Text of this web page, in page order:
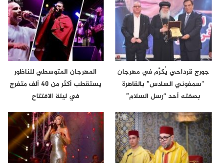
جورج قرداحي يُكرَّم في مهرجان
“سمفوني السادس” بالقاهرة
بصفته أحد “رسل السلام”
المهرجان المتوسطي للناظور
يستقطب أكثر من 40 ألف متفرج
في ليلة الافتتاح